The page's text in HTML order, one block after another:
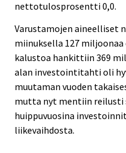
nettotulosprosentti 0,0.
Varustamojen
miinuksella 127 miljoonaa
kalustoa hankittiin 369
alan investointitahti oli
muutaman vuoden
mutta nyt mentiin reilusti
huippuvuosina
liikevaihdosta.